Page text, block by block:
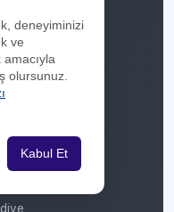
Günü
deneyiminizi
ve
olursunuz.
Kabul Et